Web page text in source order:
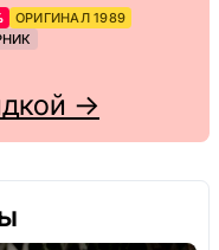
ОРИГИНАЛ 1989
→